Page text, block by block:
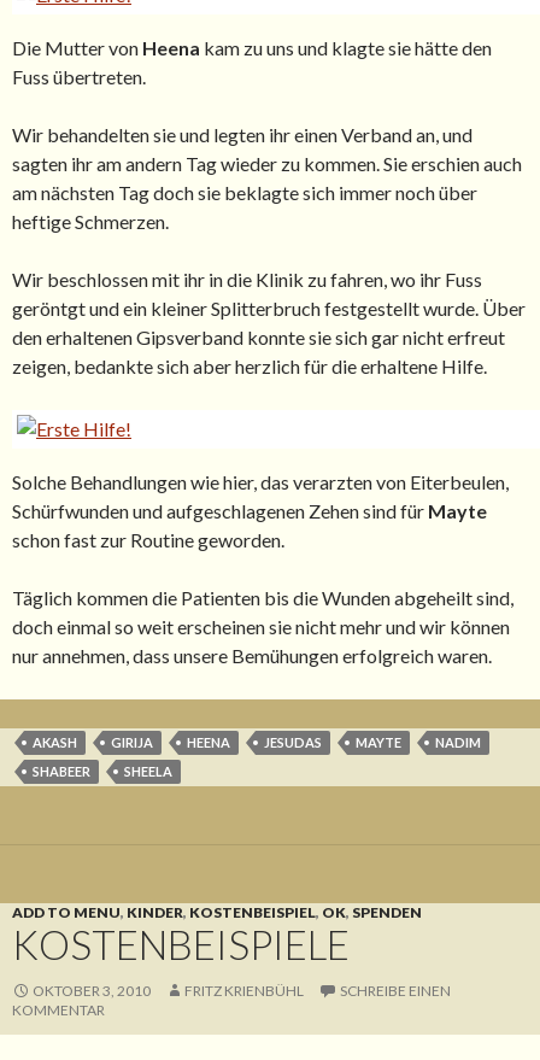
Die Mutter von Heena kam zu uns und klagte sie hätte den
Fuss übertreten.
Wir behandelten sie und legten ihr einen Verband an, und
sagten ihr am andern Tag wieder zu kommen. Sie erschien auch
am nächsten Tag doch sie beklagte sich immer noch über
heftige Schmerzen.
Wir beschlossen mit ihr in die Klinik zu fahren, wo ihr Fuss
geröntgt und ein kleiner Splitterbruch festgestellt wurde. Über
den erhaltenen Gipsverband konnte sie sich gar nicht erfreut
zeigen, bedankte sich aber herzlich für die erhaltene Hilfe.
Solche Behandlungen wie hier, das verarzten von Eiterbeulen,
Schürfwunden und aufgeschlagenen Zehen sind für Mayte
schon fast zur Routine geworden.
Täglich kommen die Patienten bis die Wunden abgeheilt sind,
doch einmal so weit erscheinen sie nicht mehr und wir können
nur annehmen, dass unsere Bemühungen erfolgreich waren.
AKASH GIRIJA HEENA JESUDAS MAYTE
NADIM
SHABEER
SHEELA
ADD TO MENU, KINDER, KOSTENBEISPIEL, OK, SPENDEN
KOSTENBEISPIELE
OKTOBER 3, 2010 FRITZ KRIENBÜHL
SCHREIBE EINEN
KOMMENTAR